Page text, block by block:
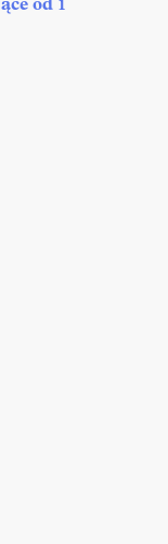
od 1